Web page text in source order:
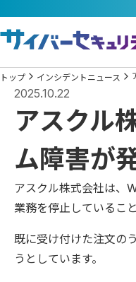
トップ インシデントニュース
2025.10.22
アスクル
ム障害が
アスクル株式会社は、
業務を停止しているこ
既に受け付けた注文の
うとしています。